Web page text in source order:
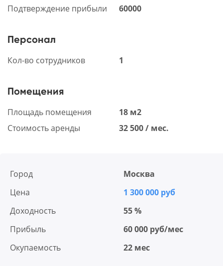
Подтверждение прибыли
60000
Персонал
Кол-во сотрудников 1
Помещения
Площадь помещения
18 м2
Стоимость аренды
32 500 / мес.
Город
Москва
Цена
1 300 000 руб
Доходность
55 %
Прибыль
60 000 руб/мес
Окупаемость
22 мес